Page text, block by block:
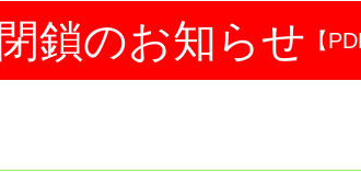
閉鎖のお知らせ 【